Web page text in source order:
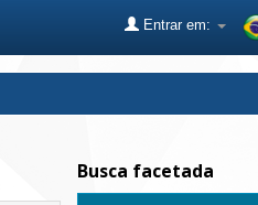
Entrar em:
Busca facetada